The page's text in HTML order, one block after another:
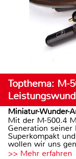
Topthema: M-
Miniatur-Wunder-
Mit der M-500.4
Generation
Superkompakt
wollen wir uns
>> Mehr erfahren